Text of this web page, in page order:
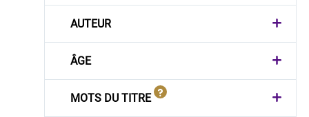
AUTEUR
ÂGE
MOTS DU TITRE